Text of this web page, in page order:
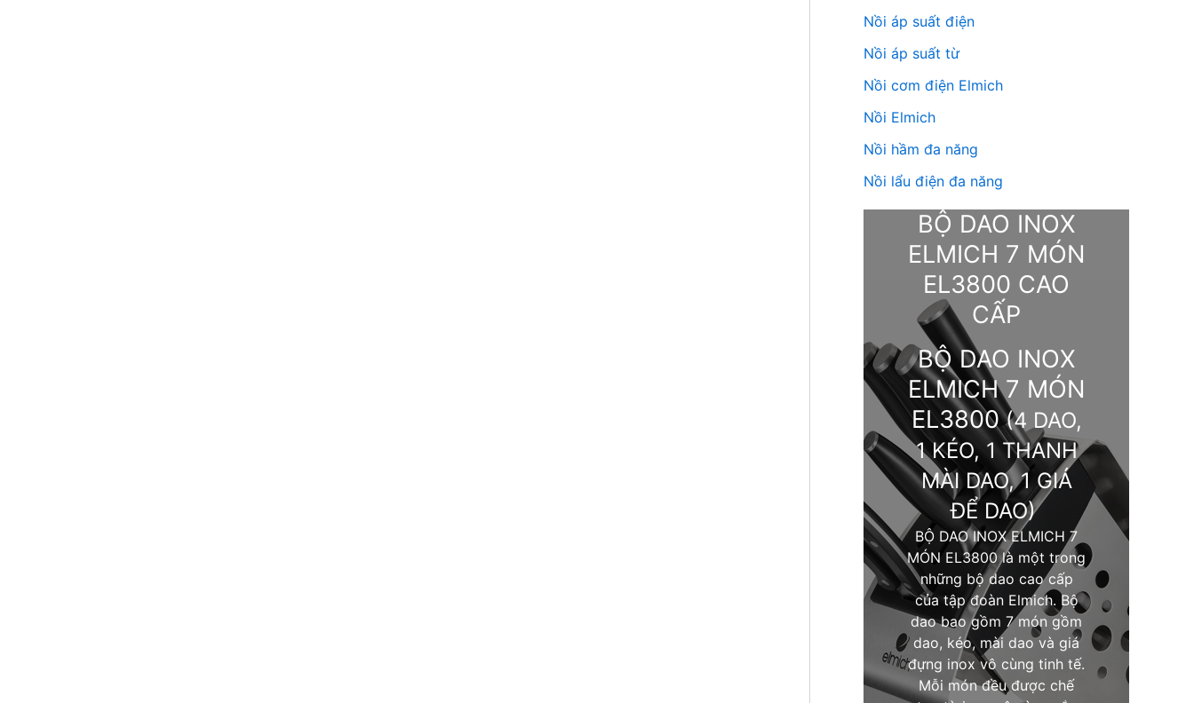
Nồi áp suất điện
Nồi áp suất từ
Nồi cơm điện Elmich
Nồi Elmich
Nồi hầm đa năng
Nồi lẩu điện đa năng
BỘ DAO INOX
ELMICH 7 MÓN
EL3800 CAO
CẤP
BỘ DAO INOX
ELMICH 7 MÓN
EL3800(4 DAO,
1 KÉO, 1 THANH
MÀI DAO, 1 GIÁ
ĐỂ DAO)
BỘ DAO INOX ELMICH 7
MÓN EL3800 là một trong
những bộ dao cao cấp
của tập đoàn Elmich. Bộ
dao bao gồm 7 món gồm
dao, kéo, mài dao và giá
đựng inox vô cùng tinh tế.
Mỗi món đều được chế